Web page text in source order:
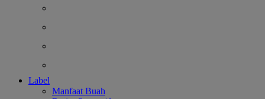
Label
Manfaat Buah